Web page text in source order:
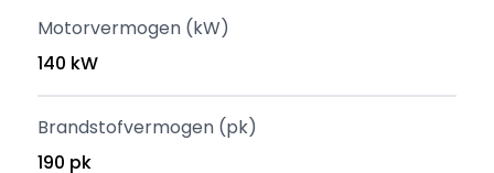
Motorvermogen (kW)
140 kW
Brandstofvermogen (pk)
190 pk